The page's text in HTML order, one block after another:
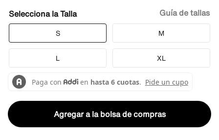
Talla
S M
L XL
Guía de tallas
Agregar a la bolsa de compras